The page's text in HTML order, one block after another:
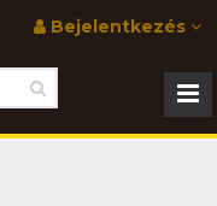
Bejelentkezés